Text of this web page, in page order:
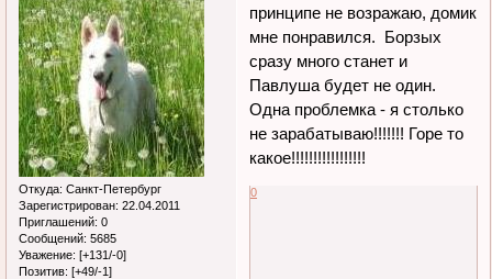
Откуда: Санкт-Петербург
Зарегистрирован: 22.04.2011
Приглашений: 0
Сообщений: 5685
Уважение: [+131/-0]
Позитив: [+49/-1]
принципе не возражаю, домик
мне понравился. Борзых
сразу много станет и
Павлуша будет не один.
Одна проблемка - я столько
не зарабатываю!!!!!!! Горе то
какое!!!!!!!!!!!!!!!!!
0